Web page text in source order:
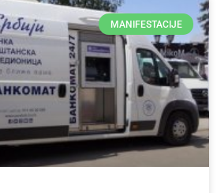
MANIFESTACIJE